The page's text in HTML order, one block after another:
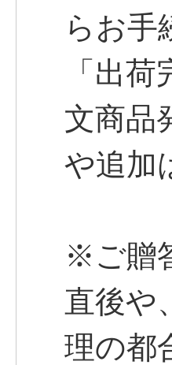
らお手
「出
文商品
や追加
※ご贈
直後や
理の都